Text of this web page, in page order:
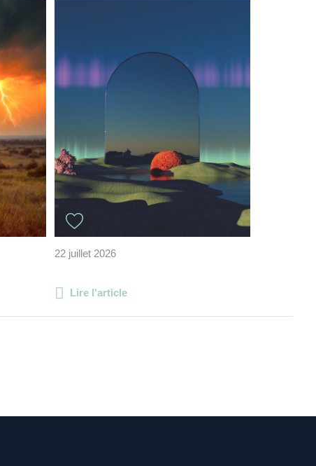
22 juillet 2026
Lire l'article